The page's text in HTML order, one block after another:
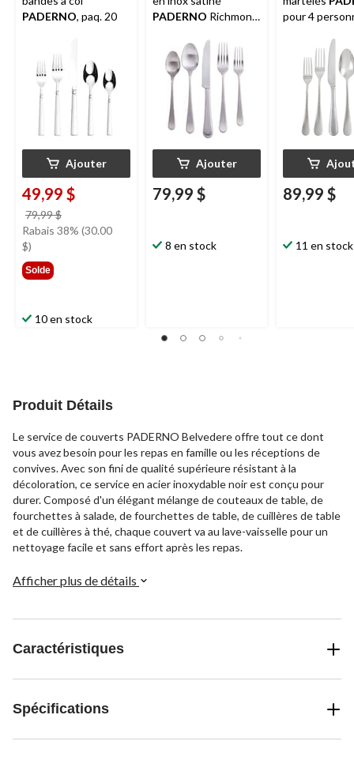
PADERNO, paq. 20
Ajouter
49,99 $
79,99 $
était
Rabais 38% (30.00
$)
Solde
10 en stock
PADERNO Richmond
pièces
Ajouter
79,99 $
8 en stock
pour 4
89,99 $
11 en stock
Produit Détails
Le service de couverts PADERNO Belvedere offre tout ce dont
vous avez besoin pour les repas en famille ou les réceptions de
convives. Avec son fini de qualité supérieure résistant à la
décoloration, ce service en acier inoxydable noir est conçu pour
durer. Composé d'un élégant mélange de couteaux de table, de
fourchettes à salade, de fourchettes de table, de cuillères de table
et de cuillères à thé, chaque couvert va au lave-vaisselle pour un
nettoyage facile et sans effort après les repas.
Afficher plus de détails
Caractéristiques
Spécifications